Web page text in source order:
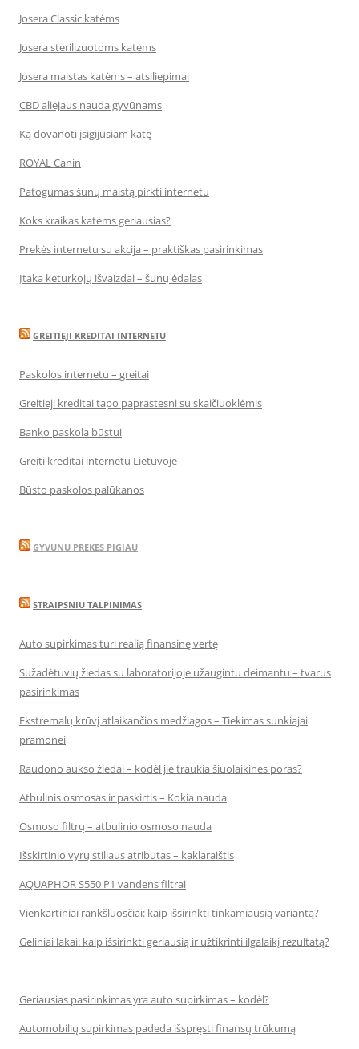
Josera Classic katėms
Josera sterilizuotoms katėms
Josera maistas katėms – atsiliepimai
CBD aliejaus nauda gyvūnams
Ką dovanoti įsigijusiam katę
ROYAL Canin
Patogumas šunų maistą pirkti internetu
Koks kraikas katėms geriausias?
Prekės internetu su akcija – praktiškas pasirinkimas
Įtaka keturkojų išvaizdai – šunų ėdalas
GREITIEJI KREDITAI INTERNETU
Paskolos internetu – greitai
Greitieji kreditai tapo paprastesni su skaičiuoklėmis
Banko paskola būstui
Greiti kreditai internetu Lietuvoje
Būsto paskolos palūkanos
GYVUNU PREKES PIGIAU
STRAIPSNIU TALPINIMAS
Auto supirkimas turi realią finansinę vertę
Sužadėtuvių žiedas su laboratorijoje užaugintu deimantu – tvarus
pasirinkimas
Ekstremalų krūvį atlaikančios medžiagos – Tiekimas sunkiajai
pramonei
Raudono aukso žiedai – kodėl jie traukia šiuolaikines poras?
Atbulinis osmosas ir paskirtis – Kokia nauda
Osmoso filtrų – atbulinio osmoso nauda
Išskirtinio vyrų stiliaus atributas – kaklaraištis
AQUAPHOR S550 P1 vandens filtrai
Vienkartiniai rankšluosčiai: kaip išsirinkti tinkamiausią variantą?
Geliniai lakai: kaip išsirinkti geriausią ir užtikrinti ilgalaikį rezultatą?
Geriausias pasirinkimas yra auto supirkimas – kodėl?
Automobilių supirkimas padeda išspręsti finansų trūkumą